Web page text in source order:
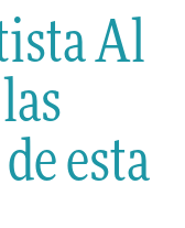
Al
esta